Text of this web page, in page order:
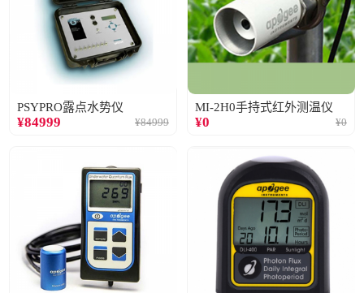
PSYPRO露点水势仪
¥84999 ¥84999
MI-2H0手持式红外测温仪
¥0 ¥0